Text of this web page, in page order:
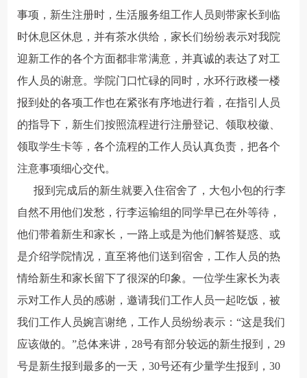
事项，新生注册时，生活服务组工作人员则带家长到临
时休息区休息，并有茶水供给，家长们纷纷表示对我院
迎新工作的各个方面都非常满意，并真诚的表达了对工
作人员的谢意。学院门口忙碌的同时，水环行政楼一楼
报到处的各项工作也在紧张有序地进行着，在指引人员
的指导下，新生们按照流程进行注册登记、领取校徽、
领取学生卡等，各个流程的工作人员认真负责，把各个
注意事项细心交代。
报到完成后的新生就要入住宿舍了，大包小包的行李
自然不用他们发愁，行李运输组的同学早已在外等待，
他们带着新生和家长，一路上或是为他们解答疑惑、或
是介绍学院情况，直至将他们送到宿舍，工作人员的热
情给新生和家长留下了很深的印象。一位学生家长为表
示对工作人员的感谢，邀请我们工作人员一起吃饭，被
我们工作人员婉言谢绝，工作人员纷纷表示：“这是我们
应该做的。”总体来讲，28号有部分较远的新生报到，29
号是新生报到最多的一天，30号还有少量学生报到，30